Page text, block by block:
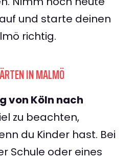
und starte deinen
richtig.
IN MALMÖ
von Köln nach
zu beachten,
du Kinder hast. Bei
Schule oder eines